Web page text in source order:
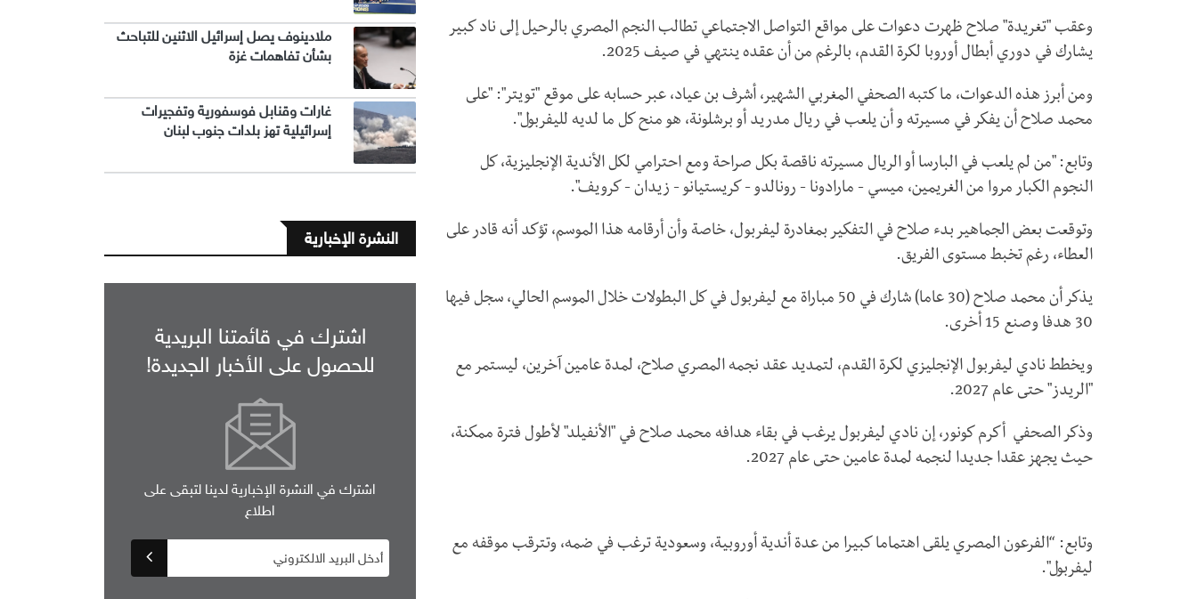
وعقب "تغريدة" صلاح ظهرت دعوات على مواقع التواصل الاجتماعي تطالب النجم المصري بالرحيل إلى ناد كبير
يشارك في دوري أبطال أوروبا لكرة القدم، بالرغم من أن عقده ينتهي في صيف 2025.
ومن أبرز هذه الدعوات، ما كتبه الصحفي المغربي الشهير، أشرف بن عياد، عبر حسابه على موقع "تويتر": "على
محمد صلاح أن يفكر في مسيرته و أن يلعب في ريال مدريد أو برشلونة، هو منح كل ما لديه لليفربول".
وتابع: "من لم يلعب في البارسا أو الريال مسيرته ناقصة بكل صراحة ومع احترامي لكل الأندية الإنجليزية، كل
النجوم الكبار مروا من الغريمين، ميسي - مارادونا - رونالدو - كريستيانو - زيدان - كرويف".
وتوقعت بعض الجماهير بدء صلاح في التفكير بمغادرة ليفربول، خاصة وأن أرقامه هذا الموسم، تؤكد أنه قادر على
العطاء، رغم تخبط مستوى الفريق.
يذكر أن محمد صلاح (30 عاما) شارك في 50 مباراة مع ليفربول في كل البطولات خلال الموسم الحالي، سجل فيها
30 هدفا وصنع 15 أخرى.
ويخطط نادي ليفربول الإنجليزي لكرة القدم، لتمديد عقد نجمه المصري صلاح، لمدة عامين آخرين، ليستمر مع
"الريدز" حتى عام 2027.
وذكر الصحفي أكرم كونور، إن نادي ليفربول يرغب في بقاء هدافه محمد صلاح في "الأنفيلد" لأطول فترة ممكنة،
حيث يجهز عقدا جديدا لنجمه لمدة عامين حتى عام 2027.
وتابع: “الفرعون المصري يلقى اهتماما كبيرا من عدة أندية أوروبية، وسعودية ترغب في ضمه، وتترقب موقفه مع
ليفربول".
ملادينوف يصل إسرائيل الاثنين للتباحث
بشأن تفاهمات غزة
غارات وقنابل فوسفورية وتفجيرات
إسرائيلية تهز بلدات جنوب لبنان
النشرة الإخبارية
اشترك في قائمتنا البريدية
للحصول على الأخبار الجديدة!
اشترك في النشرة الإخبارية لدينا لتبقى على
اطلاع